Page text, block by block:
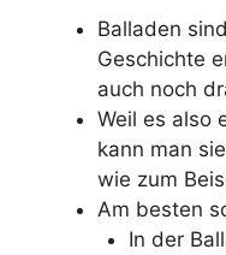
Balladen
Geschichte
auch noch
Weil es also
kann man
wie zum
Am besten
In der